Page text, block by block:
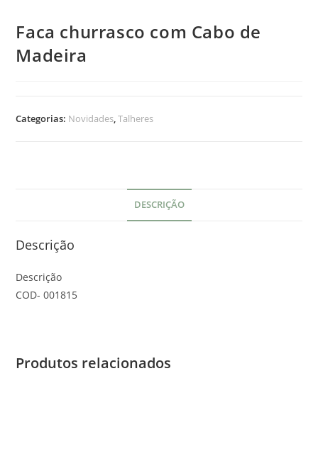
Faca churrasco com Cabo de
Madeira
Categorias: Novidades,Talheres
DESCRIÇÃO
Descrição
Descrição
COD- 001815
Produtos relacionados